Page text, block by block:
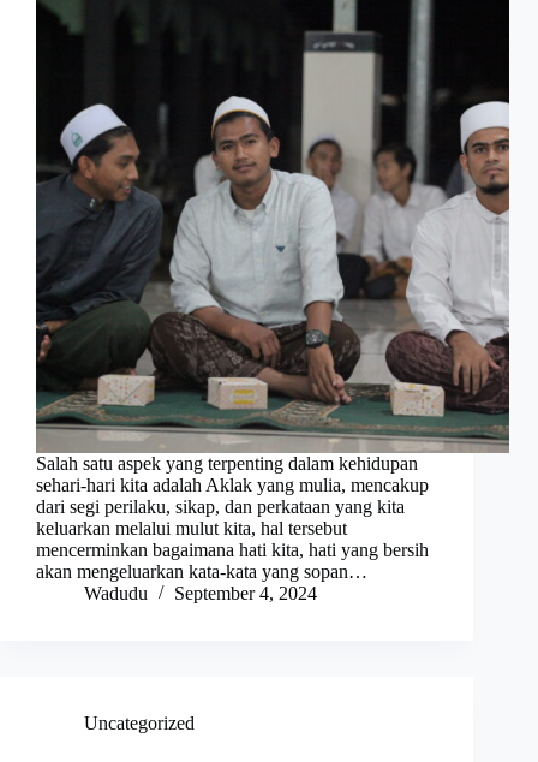
Salah satu aspek yang terpenting dalam kehidupan
sehari-hari kita adalah Aklak yang mulia, mencakup
dari segi perilaku, sikap, dan perkataan yang kita
keluarkan melalui mulut kita, hal tersebut
mencerminkan bagaimana hati kita, hati yang bersih
akan mengeluarkan kata-kata yang sopan…
Wadudu
September 4, 2024
Uncategorized